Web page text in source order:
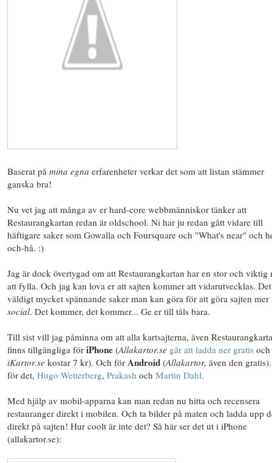
Baserat på mina egna erfarenheter verkar det som att listan stämmer
ganska bra!
Nu vet jag att många av er hard-core webbmänniskor tänker att
Restaurangkartan redan är oldschool. Ni har ju redan gått vidare till
häftigare saker som Gowalla och Foursquare och "What's near" och
och-hå. :)
Jag är dock övertygad om att Restaurangkartan har en stor och viktig
att fylla. Och jag kan lova er att sajten kommer att vidarutvecklas.
väldigt mycket spännande saker man kan göra för att göra sajten mer
social. Det kommer, det kommer... Ge er till tåls bara.
Till sist vill jag påminna om att alla kartsajterna, även
finns tillgängliga för iPhone (Allakartor.se går att ladda ner gratis och
iKartor.se kostar 7 kr). Och för Android (Allakartor, även den
för det, Hugo Wetterberg, Prakash och Martin Dahl.
Med hjälp av mobil-apparna kan man redan nu hitta och recensera
restauranger direkt i mobilen. Och ta bilder på maten och ladda upp
direkt på sajten! Hur coolt är inte det? Så här ser det ut i iPhone
(allakartor.se):